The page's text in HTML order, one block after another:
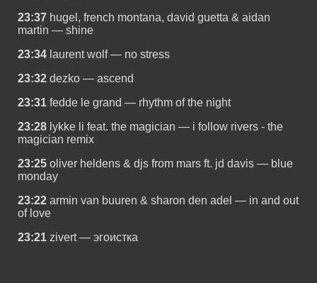
23:37 hugel, french montana, david guetta & aidan
martin — shine
23:34 laurent wolf — no stress
23:32 dezko — ascend
23:31 fedde le grand — rhythm of the night
23:28 lykke li feat. the magician — i follow rivers - the
magician remix
23:25 oliver heldens & djs from mars ft. jd davis — blue
monday
23:22 armin van buuren & sharon den adel — in and out
of love
23:21 zivert — эгоистка